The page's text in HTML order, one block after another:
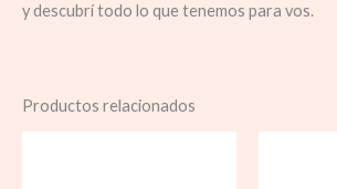
y descubrí todo lo que tenemos para vos.
Productos relacionados